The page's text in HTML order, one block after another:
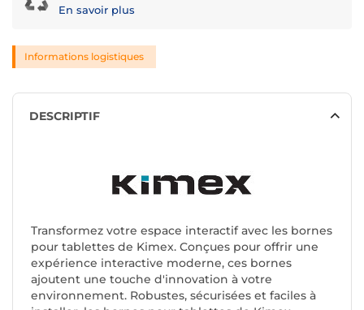
En savoir plus
Informations logistiques
DESCRIPTIF
Transformez votre espace interactif avec les bornes
pour tablettes de Kimex. Conçues pour offrir une
expérience interactive moderne, ces bornes
ajoutent une touche d'innovation à votre
environnement. Robustes, sécurisées et faciles à